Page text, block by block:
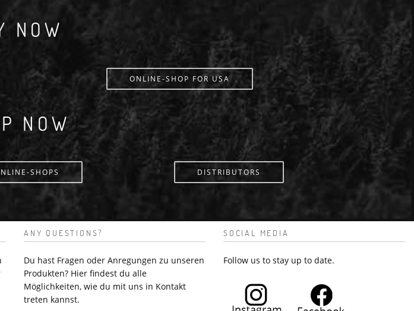
NOW
ONLINE-SHOP FOR USA
NOW
SHOPS DISTRIBUTORS
ANY QUESTIONS?
Du hast Fragen oder Anregungen zu unseren
Produkten? Hier findest du alle
Möglichkeiten, wie du mit uns in Kontakt
treten kannst.
SOCIAL MEDIA
Follow us to stay up to date.